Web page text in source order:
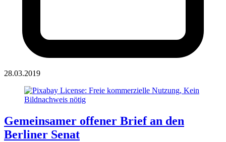
28.03.2019
Gemeinsamer offener Brief an den
Berliner Senat